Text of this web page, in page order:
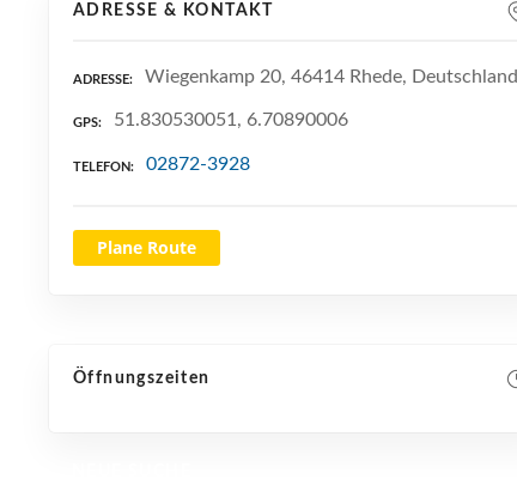
ADRESSE & KONTAKT
ADRESSE Wiegenkamp 20, 46414 Rhede, Deutschland
GPS 51.830530051, 6.70890006
TELEFON 02872-3928
Plane Route
Öffnungszeiten